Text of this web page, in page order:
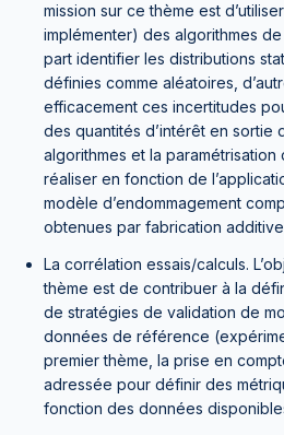
mission sur ce thème est
implémenter) des algorithmes de
part identifier les distributions
définies comme aléatoires,
efficacement ces incertitudes
des quantités d’intérêt en sortie
algorithmes et la
réaliser en fonction de
modèle d’endommagement
obtenues par fabrication
La corrélation essais/calculs.
thème est de contribuer à la
de stratégies de validation de
données de référence
premier thème, la prise en
adressée pour définir des
fonction des données